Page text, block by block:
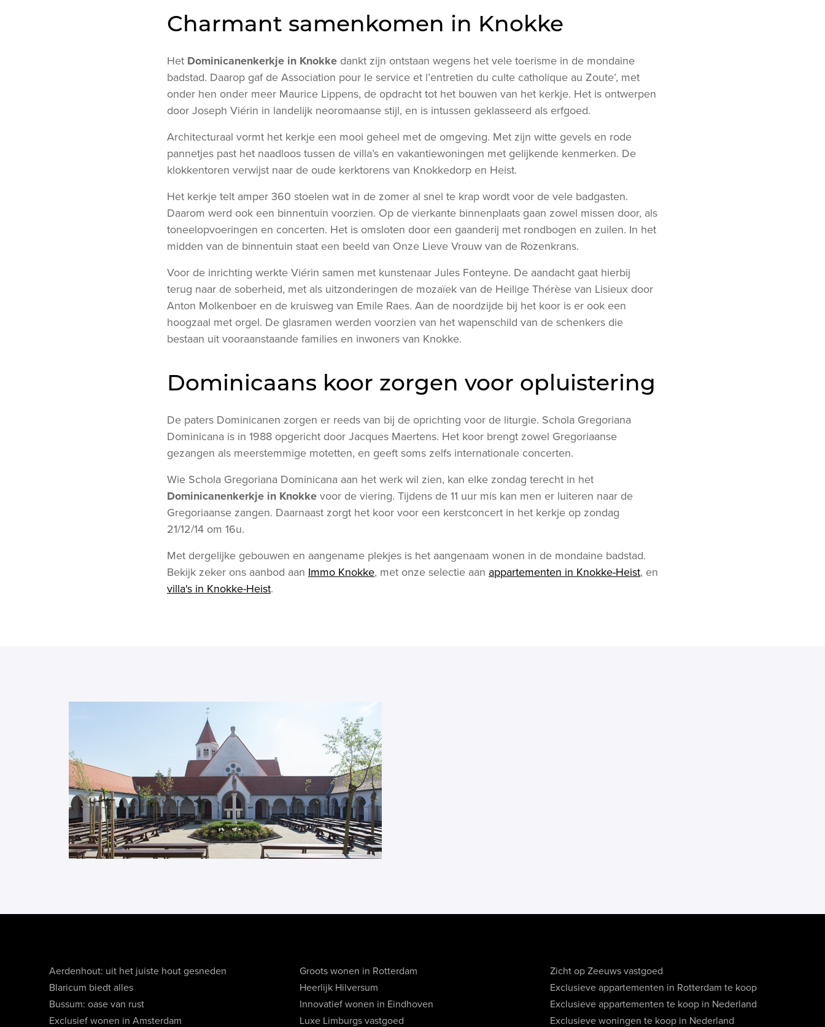
Charmant samenkomen in Knokke
Het Dominicanenkerkje in Knokke dankt zijn ontstaan wegens het vele toerisme in de mondaine
badstad. Daarop gaf de Association pour le service et l’entretien du culte catholique au Zoute’, met
onder hen onder meer Maurice Lippens, de opdracht tot het bouwen van het kerkje. Het is ontwerpen
door Joseph Viérin in landelijk neoromaanse stijl, en is intussen geklasseerd als erfgoed.
Architecturaal vormt het kerkje een mooi geheel met de omgeving. Met zijn witte gevels en rode
pannetjes past het naadloos tussen de villa’s en vakantiewoningen met gelijkende kenmerken. De
klokkentoren verwijst naar de oude kerktorens van Knokkedorp en Heist.
Het kerkje telt amper 360 stoelen wat in de zomer al snel te krap wordt voor de vele badgasten.
Daarom werd ook een binnentuin voorzien. Op de vierkante binnenplaats gaan zowel missen door, als
toneelopvoeringen en concerten. Het is omsloten door een gaanderij met rondbogen en zuilen. In het
midden van de binnentuin staat een beeld van Onze Lieve Vrouw van de Rozenkrans.
Voor de inrichting werkte Viérin samen met kunstenaar Jules Fonteyne. De aandacht gaat hierbij
terug naar de soberheid, met als uitzonderingen de mozaïek van de Heilige Thérèse van Lisieux door
Anton Molkenboer en de kruisweg van Emile Raes. Aan de noordzijde bij het koor is er ook een
hoogzaal met orgel. De glasramen werden voorzien van het wapenschild van de schenkers die
bestaan uit vooraanstaande families en inwoners van Knokke.
Dominicaans koor zorgen voor opluistering
De paters Dominicanen zorgen er reeds van bij de oprichting voor de liturgie. Schola Gregoriana
Dominicana is in 1988 opgericht door Jacques Maertens. Het koor brengt zowel Gregoriaanse
gezangen als meerstemmige motetten, en geeft soms zelfs internationale concerten.
Wie Schola Gregoriana Dominicana aan het werk wil zien, kan elke zondag terecht in het
Dominicanenkerkje in Knokke voor de viering. Tijdens de 11 uur mis kan men er luiteren naar de
Gregoriaanse zangen. Daarnaast zorgt het koor voor een kerstconcert in het kerkje op zondag
21/12/14 om 16u.
Met dergelijke gebouwen en aangename plekjes is het aangenaam wonen in de mondaine badstad.
Bekijk zeker ons aanbod aan Immo Knokke, met onze selectie aan appartementen in Knokke-Heist, en
villa's in Knokke-Heist.
Aerdenhout: uit het juiste hout gesneden
Blaricum biedt alles
Bussum: oase van rust
Exclusief wonen in Amsterdam
Groots wonen in Rotterdam
Heerlijk Hilversum
Innovatief wonen in Eindhoven
Luxe Limburgs vastgoed
Zicht op Zeeuws vastgoed
Exclusieve appartementen in Rotterdam te koop
Exclusieve appartementen te koop in Nederland
Exclusieve woningen te koop in Nederland